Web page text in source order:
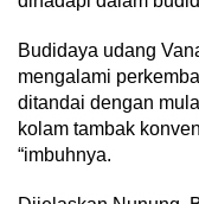
Budidaya udang
mengalami
ditandai dengan
kolam tambak
“imbuhnya.